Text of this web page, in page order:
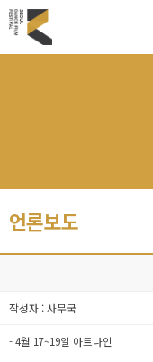
언론보도
작성자 : 사무국
- 4월 17~19일 아트나인